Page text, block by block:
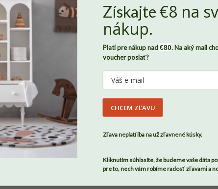
Nech sa v Benlemi cítite ako doma , potrebujeme od vás súhlas so
súbormicookies . Len vďaka nim môžeme zaznamenávať, ako sa
vám u nás páči a dokážeme domov Benlemi neustále zveľaďovať.
Všetky údaje budú pod našou strechu v úplnom bezpečí. Svoj
súhlas môžete zároveň kedykoľvek odvolať, stačí nám napísať.
Viac o tom, ako chránime vaše osobné údaje, nájdete
Získajte €8 na
nákup.
Platí pre nákup nad€80. Na aký mail
voucher poslať?
CHCEM ZĽAVU
Zľava neplatí iba na už zľavnené kúsky.
Kliknutím súhlasíte, že budeme vaše dáta
pre to, nech vám robíme radosť zľavami a